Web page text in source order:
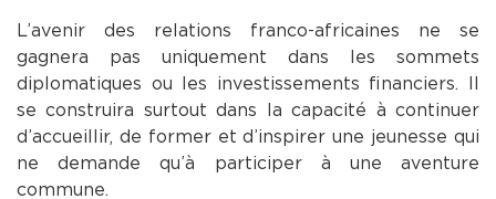
L’avenir des relations franco-africaines ne se
gagnera pas uniquement dans les sommets
diplomatiques ou les investissements financiers. Il
se construira surtout dans la capacité à continuer
d’accueillir, de former et d’inspirer une jeunesse qui
ne demande qu’à participer à une aventure
commune.